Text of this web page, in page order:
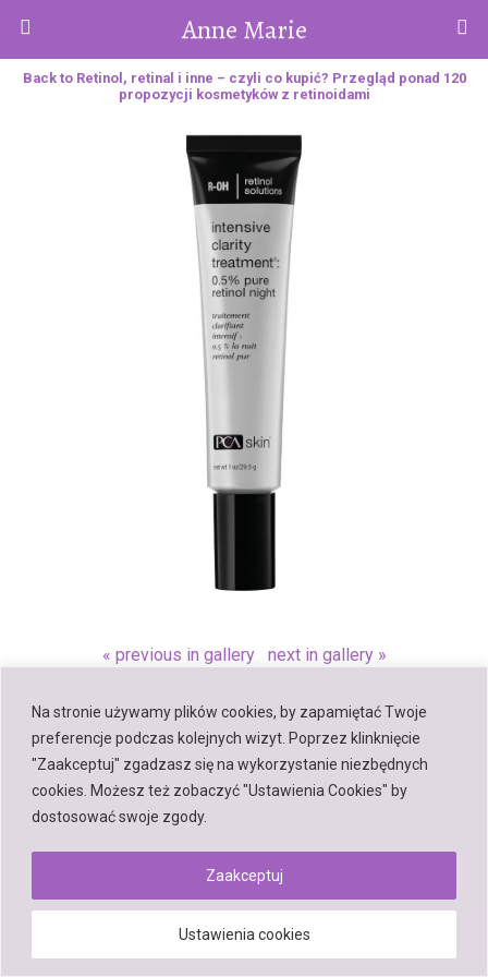
Na stronie używamy plików cookies, by zapamiętać Twoje
preferencje podczas kolejnych wizyt. Poprzez klinknięcie
"Zaakceptuj" zgadzasz się na wykorzystanie niezbędnych
cookies. Możesz też zobaczyć "Ustawienia Cookies" by
dostosować swoje zgody.
Ustawienia cookies
Zaakceptuj
Anne Marie
Back to Retinol, retinal i inne – czyli co kupić? Przegląd ponad 120
propozycji kosmetyków z retinoidami
« previous in gallery next in gallery »
Back to top
Mobile Desktop
Powered by